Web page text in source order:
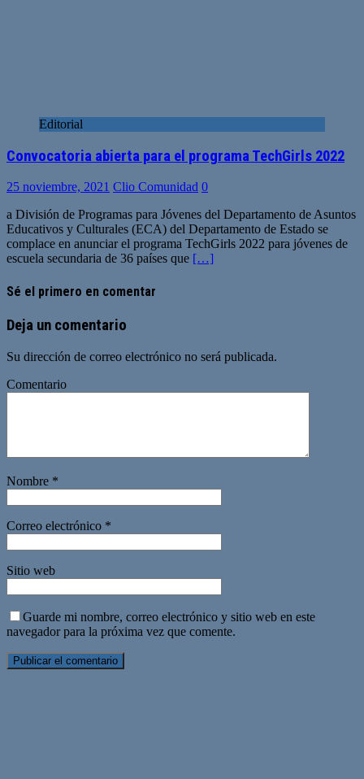
Editorial
Convocatoria abierta para el programa TechGirls 2022
25 noviembre, 2021 Clio Comunidad 0
a División de Programas para Jóvenes del Departamento de Asuntos
Educativos y Culturales (ECA) del Departamento de Estado se
complace en anunciar el programa TechGirls 2022 para jóvenes de
escuela secundaria de 36 países que […]
Sé el primero en comentar
Deja un comentario
Su dirección de correo electrónico no será publicada.
Comentario
Nombre *
Correo electrónico *
Sitio web
Guarde mi nombre, correo electrónico y sitio web en este
navegador para la próxima vez que comente.